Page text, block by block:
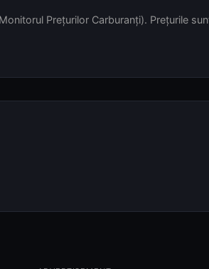
Prețurilor Carburanți). Prețurile